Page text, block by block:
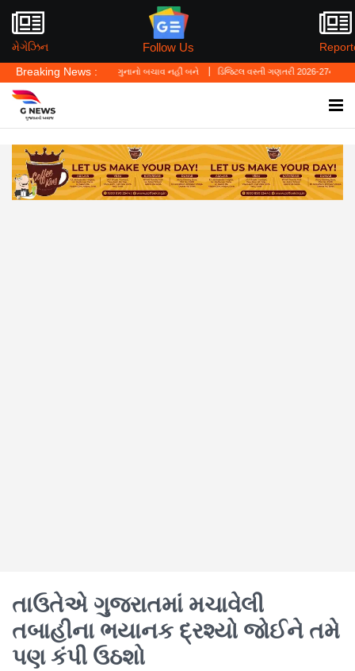
મેગેઝિન Follow Us
Breaking News :
લો' ગુનાનો બચાવ નહીં બને ડિજિટલ વસ્તી ગણતરી 2026-27નો પ્રારંભ, ઘર બેઠા
તાઉતેએ ગુજરાતમાં મચાવેલી
તબાહીના ભયાનક દ્રશ્યો જોઈને તમે
પણ કંપી ઉઠશો